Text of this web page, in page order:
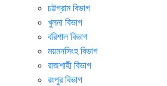
চট্টগ্রাম বিভাগ
খুলনা বিভাগ
বরিশাল বিভাগ
ময়মনসিংহ বিভাগ
রাজশাহী বিভাগ
রংপুর বিভাগ